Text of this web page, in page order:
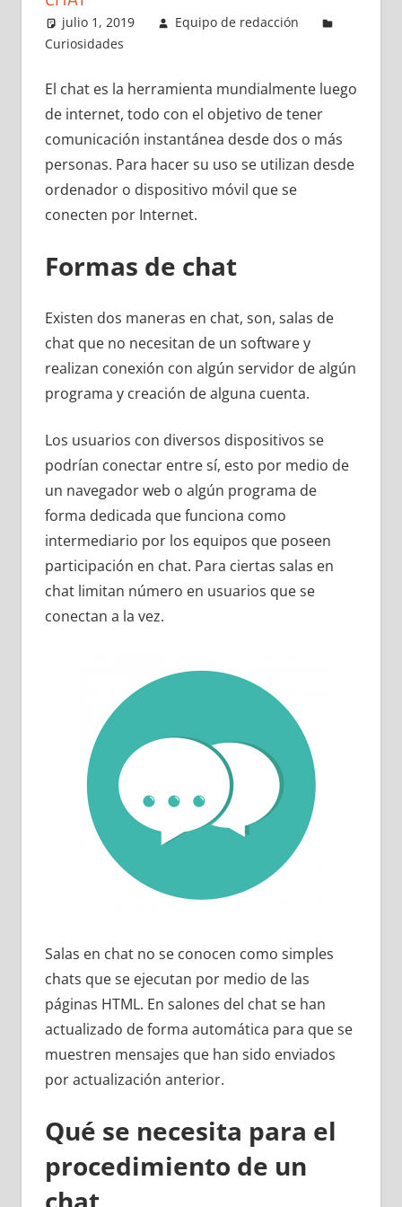
julio 1, 2019
Equipo de redacción
Curiosidades
El chat es la herramienta mundialmente luego
de internet, todo con el objetivo de tener
comunicación instantánea desde dos o más
personas. Para hacer su uso se utilizan desde
ordenador o dispositivo móvil que se
conecten por Internet.
Formas de chat
Existen dos maneras en chat, son, salas de
chat que no necesitan de un software y
realizan conexión con algún servidor de algún
programa y creación de alguna cuenta.
Los usuarios con diversos dispositivos se
podrían conectar entre sí, esto por medio de
un navegador web o algún programa de
forma dedicada que funciona como
intermediario por los equipos que poseen
participación en chat. Para ciertas salas en
chat limitan número en usuarios que se
conectan a la vez.
Salas en chat no se conocen como simples
chats que se ejecutan por medio de las
páginas HTML. En salones del chat se han
actualizado de forma automática para que se
muestren mensajes que han sido enviados
por actualización anterior.
Qué se necesita para el
procedimiento de un